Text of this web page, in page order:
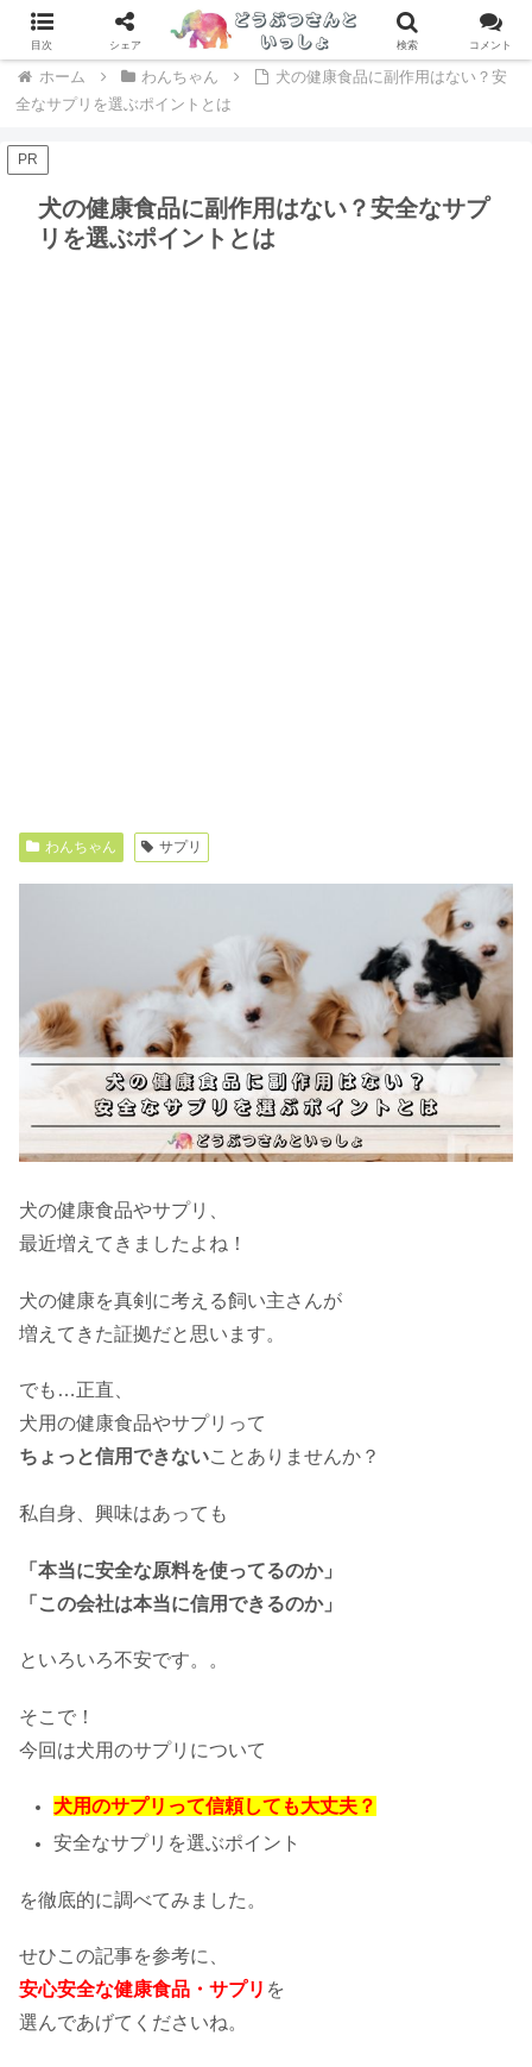
専門家が辛口レビュー！ドッグフードおすすめランキング > >
ホーム わんちゃん
犬の健康食品に副作用はない？安
全なサプリを選ぶポイントとは
PR
犬の健康食品に副作用はない？安全なサプ
リを選ぶポイントとは
わんちゃん サプリ
犬の健康食品やサプリ、
最近増えてきましたよね！
犬の健康を真剣に考える飼い主さんが
増えてきた証拠だと思います。
でも…正直、
犬用の健康食品やサプリって
ちょっと信用できないことありませんか？
私自身、興味はあっても
「本当に安全な原料を使ってるのか」
「この会社は本当に信用できるのか」
といろいろ不安です。。
そこで！
今回は犬用のサプリについて
犬用のサプリって信頼しても大丈夫？
安全なサプリを選ぶポイント
を徹底的に調べてみました。
せひこの記事を参考に、
安心安全な健康食品・サプリ を
選んであげてくださいね。
目次 シェア 検索 コメント